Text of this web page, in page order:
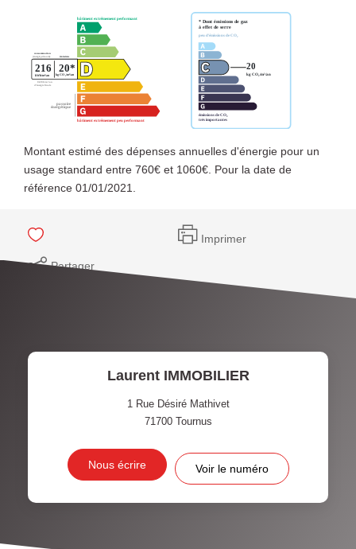
Montant estimé des dépenses annuelles d'énergie pour un
usage standard entre 760€ et 1060€. Pour la date de
référence 01/01/2021.
Imprimer
Partager
Laurent IMMOBILIER
1 Rue Désiré Mathivet
71700 Tournus
Nous écrire Voir le numéro